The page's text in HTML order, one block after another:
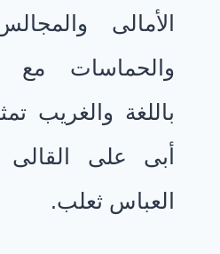
الأمالى
والحماسات مع
باللغة والغريب
أبى على
العباس ثعلب.